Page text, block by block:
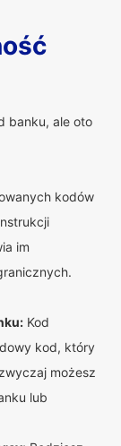
banku, ale oto
kodów
im
Kod
kod, który
możesz
lub